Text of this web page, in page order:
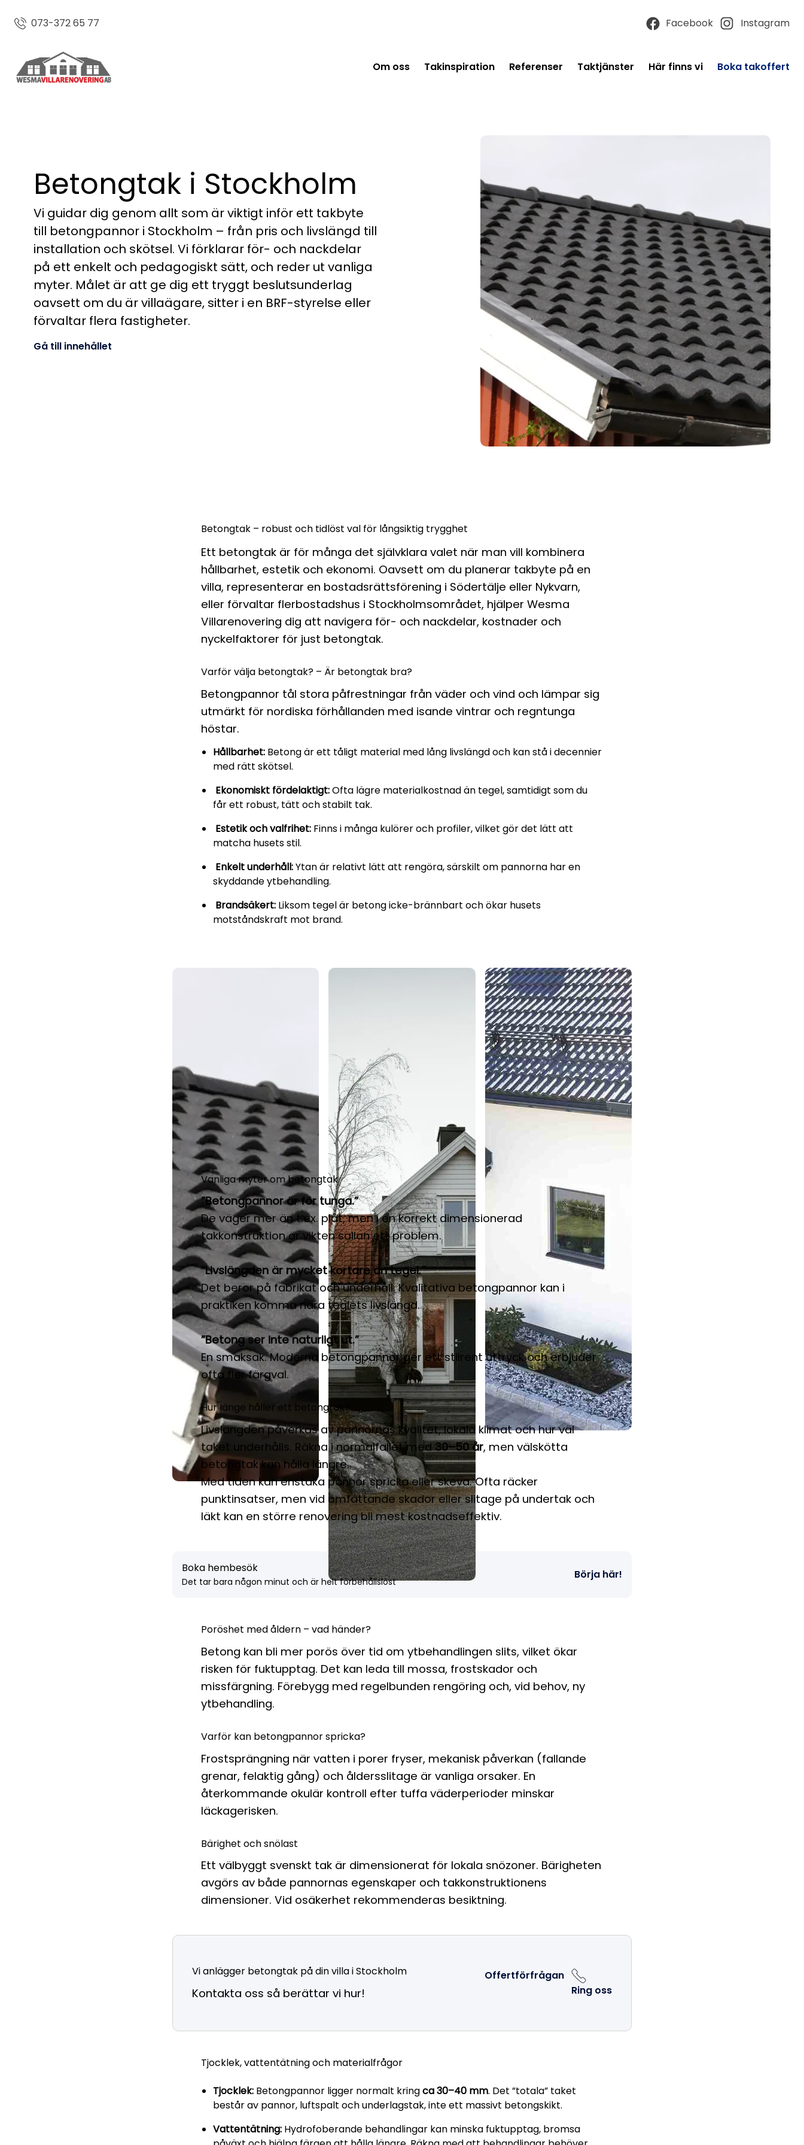
073-372 65 77 Facebook Instagram
Om oss Takinspiration Referenser Taktjänster Här finns vi Boka takoffert
Betongtak i Stockholm
Vi guidar dig genom allt som är viktigt inför ett takbyte
till betongpannor i Stockholm – från pris och livslängd till
installation och skötsel. Vi förklarar för- och nackdelar
på ett enkelt och pedagogiskt sätt, och reder ut vanliga
myter. Målet är att ge dig ett tryggt beslutsunderlag
oavsett om du är villaägare, sitter i en BRF-styrelse eller
förvaltar flera fastigheter.
Gå till innehållet
Betongtak – robust och tidlöst val för långsiktig trygghet
Ett betongtak är för många det självklara valet när man vill kombinera
hållbarhet, estetik och ekonomi. Oavsett om du planerar takbyte på en
villa, representerar en bostadsrättsförening i Södertälje eller Nykvarn,
eller förvaltar flerbostadshus i Stockholmsområdet, hjälper Wesma
Villarenovering dig att navigera för- och nackdelar, kostnader och
nyckelfaktorer för just betongtak.
Varför välja betongtak? – Är betongtak bra?
Betongpannor tål stora påfrestningar från väder och vind och lämpar sig
utmärkt för nordiska förhållanden med isande vintrar och regntunga
höstar.
Hållbarhet: Betong är ett tåligt material med lång livslängd och kan stå i decennier
med rätt skötsel.
Ekonomiskt fördelaktigt:Ofta lägre materialkostnad än tegel, samtidigt som du
får ett robust, tätt och stabilt tak.
Estetik och valfrihet: Finns i många kulörer och profiler, vilket gör det lätt att
matcha husets stil.
Enkelt underhåll:Ytan är relativt lätt att rengöra, särskilt om pannorna har en
skyddande ytbehandling.
Brandsäkert: Liksom tegel är betong icke-brännbart och ökar husets
motståndskraft mot brand.
Vanliga myter om betongtak
”Betongpannor är för tunga.”
De väger mer än t.ex. plåt, men i en korrekt dimensionerad
takkonstruktion är vikten sällan ett problem.
”Livslängden är mycket kortare än tegel.”
Det beror på fabrikat och underhåll. Kvalitativa betongpannor kan i
praktiken komma nära teglets livslängd.
”Betong ser inte naturligt ut.”
En smaksak. Moderna betongpannor ger ett stilrent uttryck och erbjuder
ofta fler färgval.
Hur länge håller ett betongtak?
Livslängden påverkas av pannornas kvalitet, lokala klimat och hur väl
taket underhålls. Räkna i normalfallet med30–50 år, men välskötta
betongtak kan hålla längre.
Med tiden kan enstaka pannor spricka eller skeva. Ofta räcker
punktinsatser, men vid omfattande skador eller slitage på undertak och
läkt kan en större renovering bli mest kostnadseffektiv.
Boka hembesök
Det tar bara någon minut och är helt förbehållslöst
Börja här!
Poröshet med åldern – vad händer?
Betong kan bli mer porös över tid om ytbehandlingen slits, vilket ökar
risken för fuktupptag. Det kan leda till mossa, frostskador och
missfärgning. Förebygg med regelbunden rengöring och, vid behov, ny
ytbehandling.
Varför kan betongpannor spricka?
Frostsprängning när vatten i porer fryser, mekanisk påverkan (fallande
grenar, felaktig gång) och åldersslitage är vanliga orsaker. En
återkommande okulär kontroll efter tuffa väderperioder minskar
läckagerisken.
Bärighet och snölast
Ett välbyggt svenskt tak är dimensionerat för lokala snözoner. Bärigheten
avgörs av både pannornas egenskaper och takkonstruktionens
dimensioner. Vid osäkerhet rekommenderas besiktning.
Vi anlägger betongtak på din villa i Stockholm
Kontakta oss så berättar vi hur!
Offertförfrågan
Ring oss
Tjocklek, vattentätning och materialfrågor
Tjocklek: Betongpannor ligger normalt kringca 30–40 mm. Det ”totala” taket
består av pannor, luftspalt och underlagstak, inte ett massivt betongskikt.
Vattentätning: Hydrofoberande behandlingar kan minska fuktupptag, bromsa